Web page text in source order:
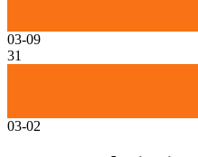
03-09
31
03-02